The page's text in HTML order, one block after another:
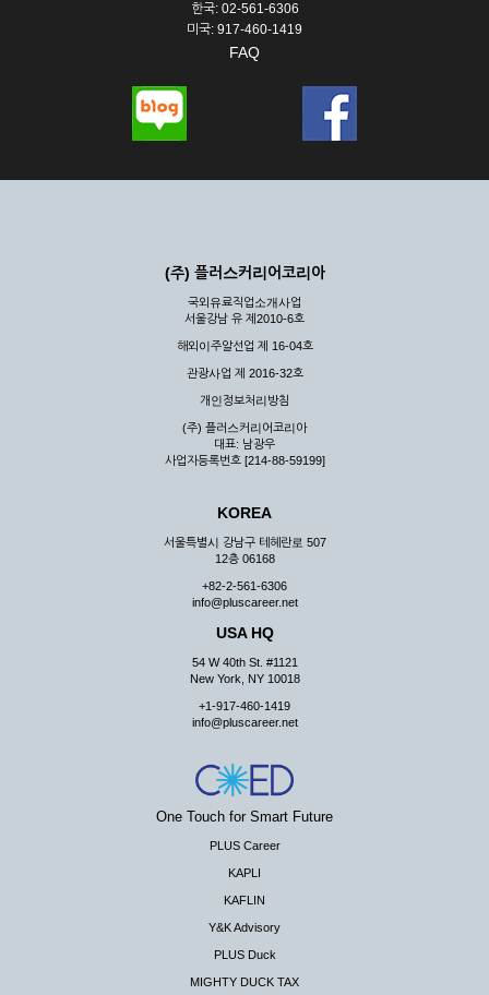
한국: 02-561-6306
미국: 917-460-1419
FAQ
(주) 플러스커리어코리아
국외유료직업소개사업
서울강남 유 제2010-6호
해외이주알선업 제 16-04호
관광사업 제 2016-32호
개인정보처리방침
(주) 플러스커리어코리아
대표: 남광우
사업자등록번호 [214-88-59199]
KOREA
서울특별시 강남구 테헤란로 507
12층 06168
+82-2-561-6306
info@pluscareer.net
USA HQ
54 W 40th St. #1121
New York, NY 10018
+1-917-460-1419
info@pluscareer.net
One Touch for Smart Future
PLUS Career
KAPLI
KAFLIN
Y&K Advisory
PLUS Duck
MIGHTY DUCK TAX